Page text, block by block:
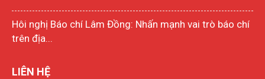
Hôi nghị Báo chí Lâm Đồng: Nhấn mạnh vai trò báo chí
trên địa...
LIÊN HỆ